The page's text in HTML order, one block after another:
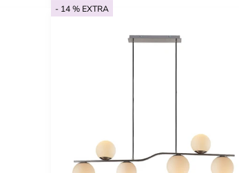
- 14 % EXTRA